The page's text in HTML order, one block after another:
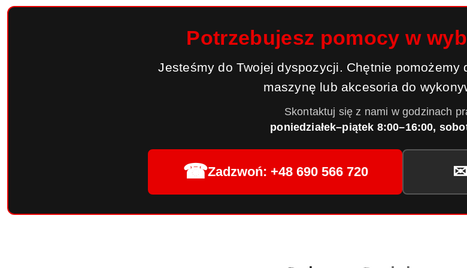
Potrzebujesz pomocy w
Jesteśmy do Twojej dyspozycji. Chętnie pomożemy
maszynę lub akcesoria do
Skontaktuj się z nami w godzinach
poniedziałek–piątek 8:00–16:00,
☎Zadzwoń: +48 690 566 720 ✉